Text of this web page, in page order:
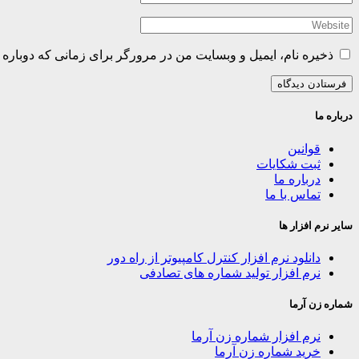
ذخیره نام، ایمیل و وبسایت من در مرورگر برای زمانی که
درباره ما
قوانین
ثبت شکایات
درباره ما
تماس با ما
سایر نرم افزار ها
دانلود نرم افزار کنترل کامپیوتر از راه دور
نرم افزار تولید شماره های تصادفی
شماره زن آرما
نرم افزار شماره زن آرما
خرید شماره زن آرما